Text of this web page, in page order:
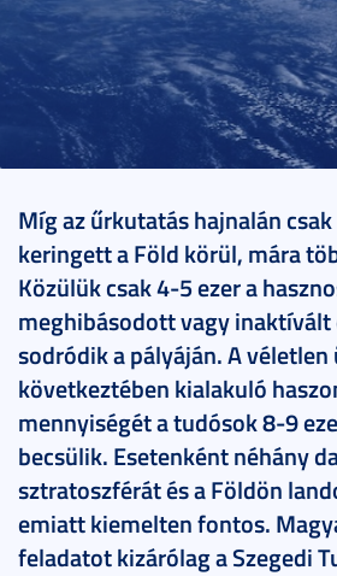
Míg az űrkutatás hajnalán
keringett a Föld körül, mára
Közülük csak 4-5 ezer a
meghibásodott vagy
sodródik a pályáján. A véletlen
következtében kialakuló
mennyiségét a tudósok 8-9
becsülik. Esetenként néhány
sztratoszférát és a Földön
emiatt kiemelten fontos.
feladatot kizárólag a Szegedi